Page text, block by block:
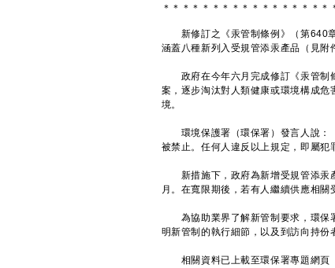
＊ ＊ ＊ ＊ ＊ ＊ ＊ ＊ ＊ ＊ ＊ ＊ ＊ ＊ ＊ ＊ ＊
新修訂之《汞管制條例》（第640章
涵蓋八種新列入受規管添汞產品（見附
政府在今年六月完成修訂《汞管制
案，逐步淘汰對人類健康或環境構成
境。
環境保護署（環保署）發言人說：
被禁止。任何人違反以上規定，即屬犯
新措施下，政府為新增受規管添汞
月。在寬限期後，若有人繼續供應相關
為協助業界了解新管制要求，環保
明新管制的執行細節，以及到訪向持份
相關資料已上載至環保署專題網頁